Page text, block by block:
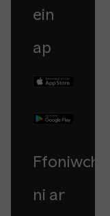
ein
ap
Ffoniwch
ni ar